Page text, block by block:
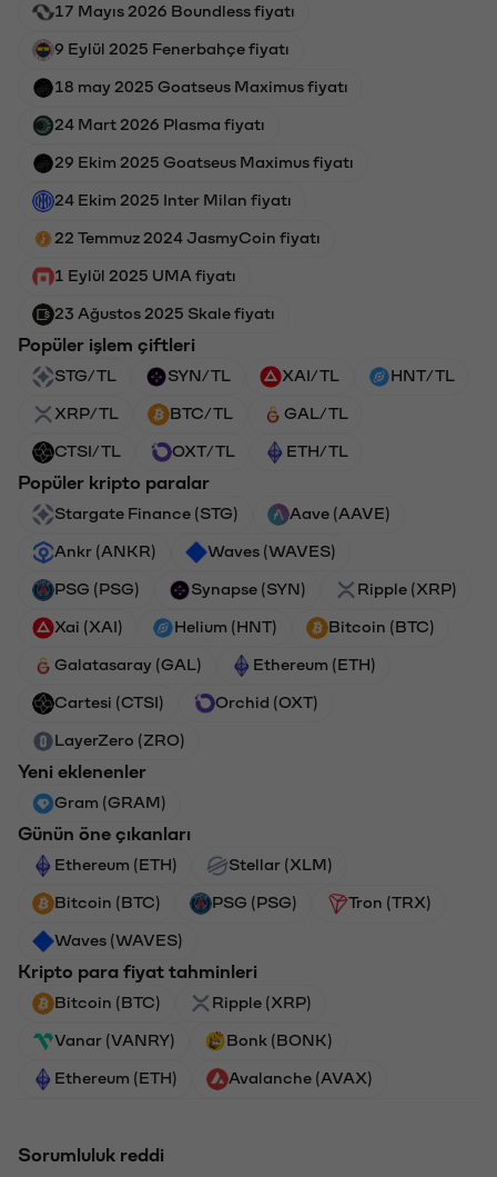
17 Mayıs 2026 Boundless fiyatı
9 Eylül 2025 Fenerbahçe fiyatı
18 may 2025 Goatseus Maximus fiyatı
24 Mart 2026 Plasma fiyatı
29 Ekim 2025 Goatseus Maximus fiyatı
24 Ekim 2025 Inter Milan fiyatı
22 Temmuz 2024 JasmyCoin fiyatı
1 Eylül 2025 UMA fiyatı
23 Ağustos 2025 Skale fiyatı
Popüler işlem çiftleri
STG/TL SYN/TL XAI/TL HNT/TL
XRP/TL BTC/TL GAL/TL
CTSI/TL OXT/TL ETH/TL
Popüler kripto paralar
Stargate Finance (STG) Aave (AAVE)
Ankr (ANKR) Waves (WAVES)
PSG (PSG) Synapse (SYN) Ripple (XRP)
Xai (XAI) Helium (HNT) Bitcoin (BTC)
Galatasaray (GAL) Ethereum (ETH)
Cartesi (CTSI) Orchid (OXT)
LayerZero (ZRO)
Yeni eklenenler
Gram (GRAM)
Günün öne çıkanları
Ethereum (ETH) Stellar (XLM)
Bitcoin (BTC) PSG (PSG) Tron (TRX)
Waves (WAVES)
Kripto para fiyat tahminleri
Bitcoin (BTC) Ripple (XRP)
Vanar (VANRY) Bonk (BONK)
Ethereum (ETH) Avalanche (AVAX)
Sorumluluk reddi